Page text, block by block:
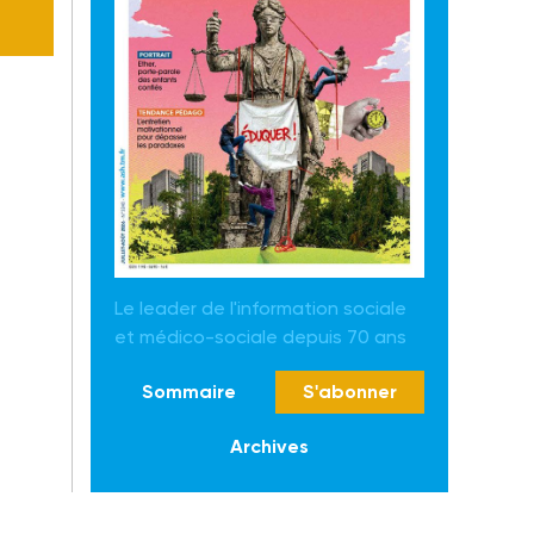
Le leader de l'information sociale
et médico-sociale depuis 70 ans
Sommaire S'abonner
Archives